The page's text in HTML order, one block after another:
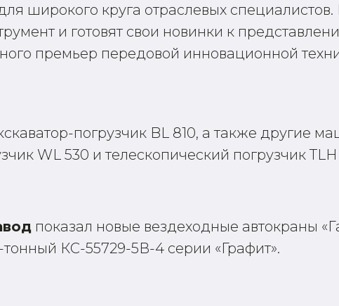
широкого круга отраслевых
и готовят свои новинки к
премьер передовой инновационной
погрузчик BL 810, а также другие
WL 530 и телескопический погрузчик TLH
показал новые вездеходные автокраны
КС-55729-5В-4 серии «Графит».